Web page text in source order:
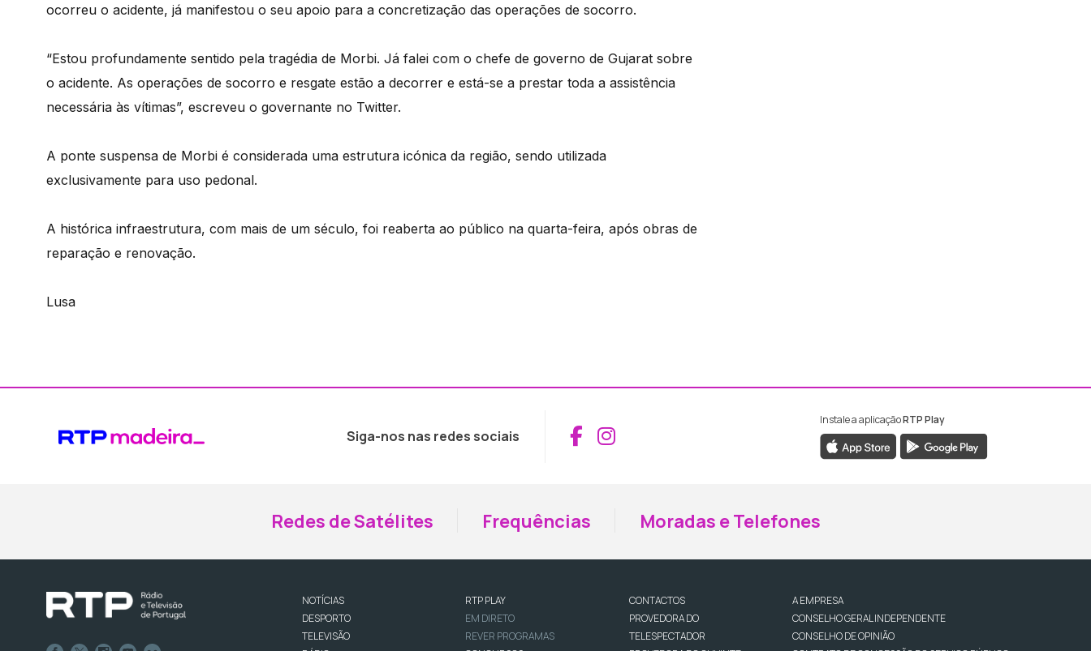
ocorreu o acidente, já manifestou o seu apoio para a concretização das operações de socorro.
“Estou profundamente sentido pela tragédia de Morbi. Já falei com o chefe de governo de Gujarat sobre
o acidente. As operações de socorro e resgate estão a decorrer e está-se a prestar toda a assistência
necessária às vítimas”, escreveu o governante no Twitter.
A ponte suspensa de Morbi é considerada uma estrutura icónica da região, sendo utilizada
exclusivamente para uso pedonal.
A histórica infraestrutura, com mais de um século, foi reaberta ao público na quarta-feira, após obras de
reparação e renovação.
Lusa
Siga-nos nas redes sociais Aceder ao Facebook da RTP Madeira
Aceder ao Instagram da RTP Madeira
Instale a aplicaçãoRTP Play
Redes de Satélites Frequências Moradas e Telefones
NOTÍCIAS
DESPORTO
TELEVISÃO
RTP PLAY
EM DIRETO
REVER PROGRAMAS
CONTACTOS
PROVEDORA DO
TELESPECTADOR
A EMPRESA
CONSELHO GERAL INDEPENDENTE
CONSELHO DE OPINIÃO